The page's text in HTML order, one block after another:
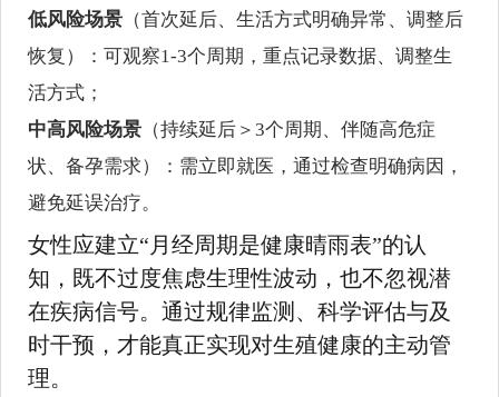
低风险场景 （首次延后、生活方式明确异常、调整后
恢复）：可观察1-3个周期，重点记录数据、调整生
活方式；
中高风险场景 （持续延后＞3个周期、伴随高危症
状、备孕需求）：需立即就医，通过检查明确病因，
避免延误治疗。
女性应建立“月经周期是健康晴雨表”的认
知，既不过度焦虑生理性波动，也不忽视潜
在疾病信号。通过规律监测、科学评估与及
时干预，才能真正实现对生殖健康的主动管
理。